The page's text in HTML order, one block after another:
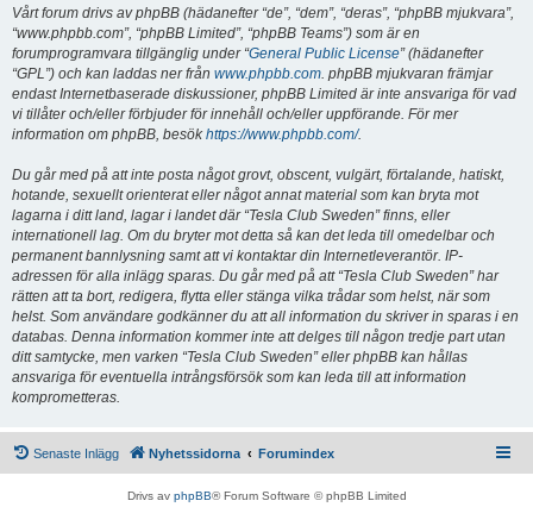
Vårt forum drivs av phpBB (hädanefter “de”, “dem”, “deras”, “phpBB mjukvara”,
“www.phpbb.com”, “phpBB Limited”, “phpBB Teams”) som är en
forumprogramvara tillgänglig under “General Public License” (hädanefter
“GPL”) och kan laddas ner från www.phpbb.com. phpBB mjukvaran främjar
endast Internetbaserade diskussioner, phpBB Limited är inte ansvariga för vad
vi tillåter och/eller förbjuder för innehåll och/eller uppförande. För mer
information om phpBB, besökhttps://www.phpbb.com/.
Du går med på att inte posta något grovt, obscent, vulgärt, förtalande, hatiskt,
hotande, sexuellt orienterat eller något annat material som kan bryta mot
lagarna i ditt land, lagar i landet där “Tesla Club Sweden” finns, eller
internationell lag. Om du bryter mot detta så kan det leda till omedelbar och
permanent bannlysning samt att vi kontaktar din Internetleverantör. IP-
adressen för alla inlägg sparas. Du går med på att “Tesla Club Sweden” har
rätten att ta bort, redigera, flytta eller stänga vilka trådar som helst, när som
helst. Som användare godkänner du att all information du skriver in sparas i en
databas. Denna information kommer inte att delges till någon tredje part utan
ditt samtycke, men varken “Tesla Club Sweden” eller phpBB kan hållas
ansvariga för eventuella intrångsförsök som kan leda till att information
komprometteras.
Senaste Inlägg Nyhetssidorna Forumindex
Drivs av phpBB® Forum Software © phpBB Limited